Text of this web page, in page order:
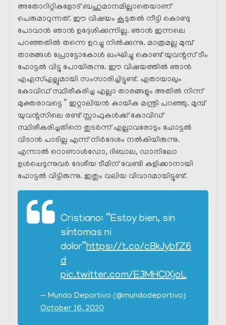
അതോറിറ്റികളോട് ബഹുമാനമില്ലാതെയാണ്
പെരുമാറുന്നത്. ഈ വിഷയം കൂടുതൽ നീട്ടി കൊണ്ടു
പോവാൻ ഞാൻ ഉദ്ദേശിക്കുന്നില്ല. ഞാൻ ഇന്നലെ
പറഞ്ഞതിൽ തന്നെ ഉറച്ചു നിൽക്കുന്നു. മാത്രമല്ല മുമ്പ്
താരങ്ങൾ പ്രോട്ടോകോൾ ലംഘിച്ചു കൊണ്ട് യുവന്റസ് ടീം
ഹോട്ടൽ വിട്ടു പോയിരുന്നു. ഈ വിഷയത്തിൽ ഞാൻ
എഎസ്എല്ലുമായി സംസാരിച്ചിട്ടുണ്ട്. ഏതായാലും
കോവിഡ് സ്ഥിരീകരിച്ച എല്ലാ താരങ്ങളും അതിൽ നിന്ന്
മുക്തരാവട്ടെ ” ഇറ്റാലിയൻ കായിക മന്ത്രി പറഞ്ഞു. മുമ്പ്
യുവന്റസിലെ രണ്ട് സ്റ്റാഫുകൾക്ക് കോവിഡ്
സ്ഥിരീകരിച്ചതിനെ തുടർന്ന് എല്ലാവരോടും ഹോട്ടൽ
വിടാൻ പാടില്ല എന്ന് നിർദേശം നൽകിയിരുന്നു.
എന്നാൽ റൊണാൾഡോ, ദിബാല, ഡാനിലോ
ഉൾപ്പെടുന്നുവർ ദേശീയ ടീമിന് വേണ്ടി കളിക്കാനായി
ഹോട്ടൽ വിട്ടിരുന്നു. ഇതും വലിയ വിവാദമായിട്ടുണ്ട്.
Cristiano: “Estoy bien, sin
síntomas ni
dolor”https://t.co/cBkJybfZ6
d
pic.twitter.com/E3MHClXjoL
— Mundo Deportivo (@mundodeportivo)
October 16, 2020